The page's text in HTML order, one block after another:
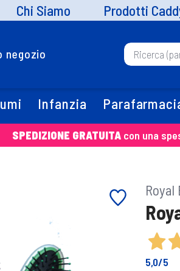
Chi Siamo Prodotti
negozio
Infanzia
SPEDIZIONE GRATUITA con una
Royal
5,0/5